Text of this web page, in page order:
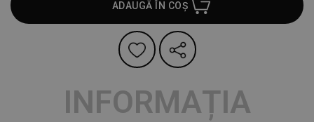
ADAUGĂ ÎN COȘ
INFORMAȚIA